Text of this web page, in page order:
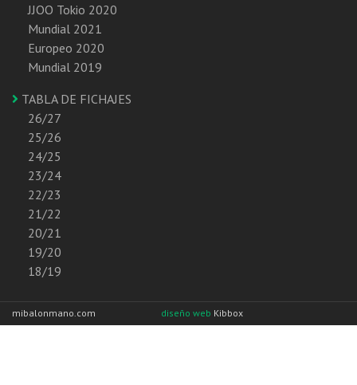
JJOO Tokio 2020
Mundial 2021
Europeo 2020
Mundial 2019
TABLA DE FICHAJES
26/27
25/26
24/25
23/24
22/23
21/22
20/21
19/20
18/19
mibalonmano.com diseño web Kibbox